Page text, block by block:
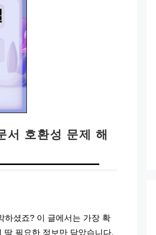
호환성 문제 해
하셨죠? 이 글에서는 가장 확
딱 필요한 정보만 담았습니다.